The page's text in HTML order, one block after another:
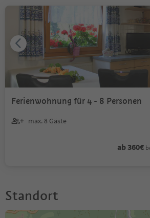
Ferienwohnung für 4 - 8 Personen
max. 8 Gäste
ab 360€
Standort